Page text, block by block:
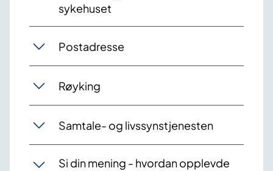
sykehuset
Postadresse
Røyking
Samtale- og livssynstjenesten
Si din mening - hvordan opplevde